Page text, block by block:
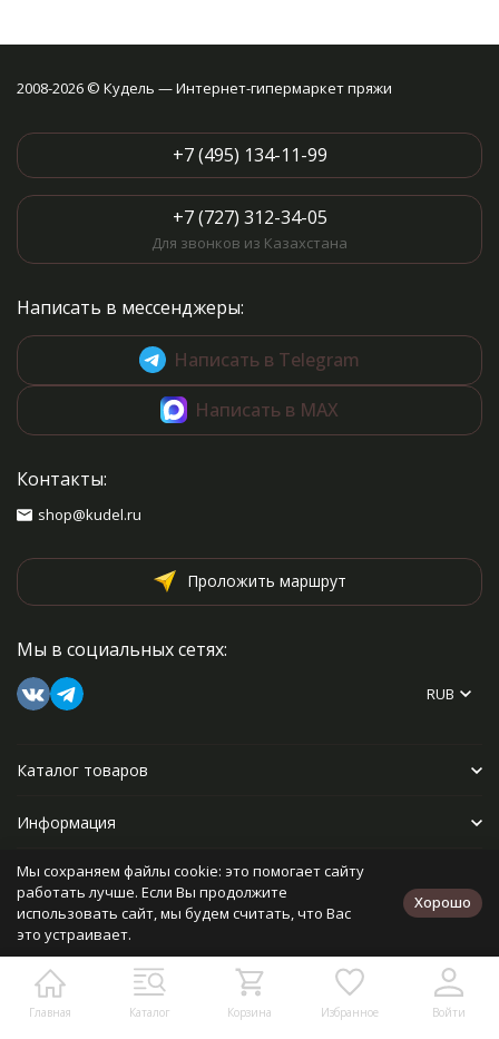
Главная Каталог Корзина Избранное Войти
2008-2026 © Кудель — Интернет-гипермаркет пряжи
+7 (495) 134-11-99
+7 (727) 312-34-05
Для звонков из Казахстана
Написать в мессенджеры:
Написать в Telegram
Написать в MAX
Контакты:
shop@kudel.ru
Проложить маршрут
Мы в социальных сетях:
RUB
Каталог товаров
Информация
Прочее
Политика персональных данных
Разработано в
bodysite.ru
Мы сохраняем файлы cookie: это помогает сайту
работать лучше. Если Вы продолжите
использовать сайт, мы будем считать, что Вас
это устраивает.
Хорошо